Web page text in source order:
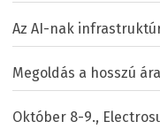
Az AI-nak
Megoldás a hosszú
Október 8-9.,